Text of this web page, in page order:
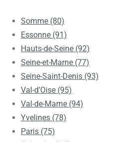
Somme (80)
Essonne (91)
Hauts-de-Seine (92)
Seine-et-Marne (77)
Seine-Saint-Denis (93)
Val-d’Oise (95)
Val-de-Marne (94)
Yvelines (78)
Paris (75)